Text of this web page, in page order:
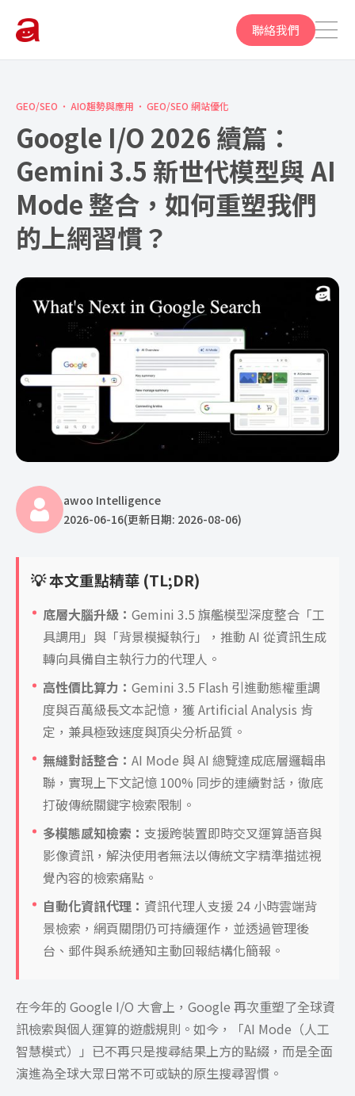
聯絡我們
GEO/SEO AIO趨勢與應用 GEO/SEO 網站優化
Google I/O 2026 續篇：
Gemini 3.5 新世代模型與 AI
Mode 整合，如何重塑我們
的上網習慣？
awoo Intelligence
2026-06-16(更新日期: 2026-08-06)
💡 本文重點精華 (TL;DR)
底層大腦升級： Gemini 3.5 旗艦模型深度整合「工
具調用」與「背景模擬執行」，推動 AI 從資訊生成
轉向具備自主執行力的代理人。
高性價比算力： Gemini 3.5 Flash 引進動態權重調
度與百萬級長文本記憶，獲 Artificial Analysis 肯
定，兼具極致速度與頂尖分析品質。
無縫對話整合： AI Mode 與 AI 總覽達成底層邏輯串
聯，實現上下文記憶 100% 同步的連續對話，徹底
打破傳統關鍵字檢索限制。
多模態感知檢索： 支援跨裝置即時交叉運算語音與
影像資訊，解決使用者無法以傳統文字精準描述視
覺內容的檢索痛點。
自動化資訊代理： 資訊代理人支援 24 小時雲端背
景檢索，網頁關閉仍可持續運作，並透過管理後
台、郵件與系統通知主動回報結構化簡報。
在今年的 Google I/O 大會上，Google 再次重塑了全球資
訊檢索與個人運算的遊戲規則。如今，「AI Mode（人工
智慧模式）」已不再只是搜尋結果上方的點綴，而是全面
演進為全球大眾日常不可或缺的原生搜尋習慣。